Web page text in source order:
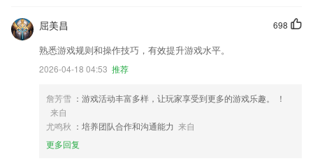
698
屈美昌
熟悉游戏规则和操作技巧，有效提升游戏水平。
2026-04-18 04:53 推荐
詹芳雪 ：游戏活动丰富多样，让玩家享受到更多的游戏乐趣。 ！
来自
尤鸣秋 ：培养团队合作和沟通能力 来自
更多回复